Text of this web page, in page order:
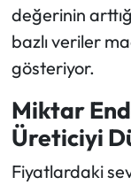
değerinin
bazlı veriler
gösteriyor.
Miktar
Üreticiyi
Fiyatlardaki